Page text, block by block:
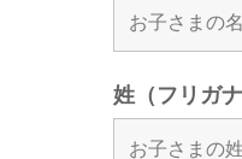
姓（フリガナ